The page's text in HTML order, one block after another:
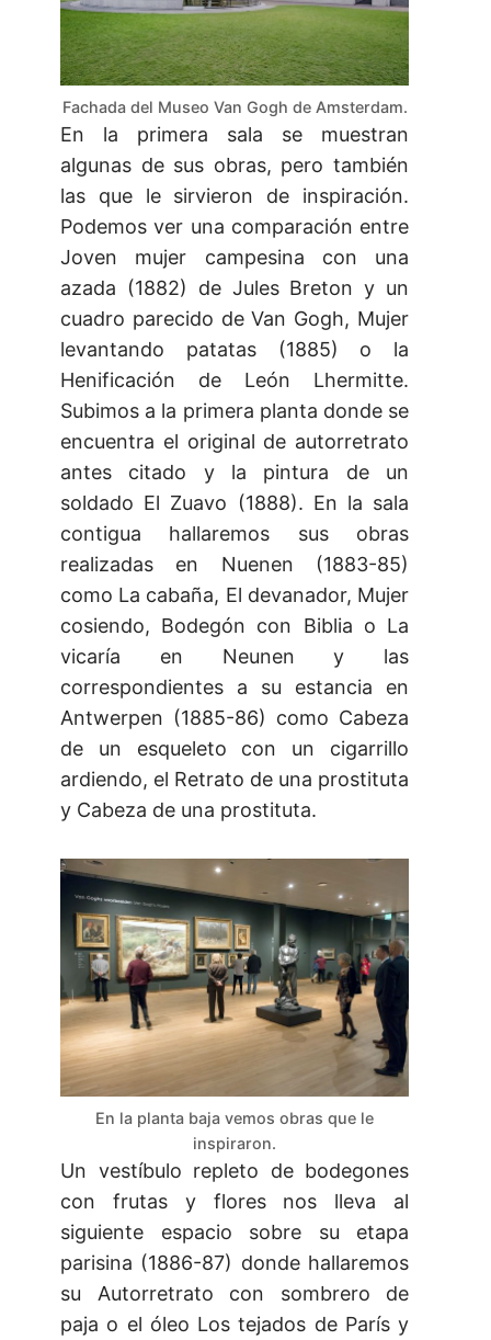
Fachada del Museo Van Gogh de Amsterdam.
En la primera sala se muestran
algunas de sus obras, pero también
las que le sirvieron de inspiración.
Podemos ver una comparación entre
Joven mujer campesina con una
azada (1882) de Jules Breton y un
cuadro parecido de Van Gogh, Mujer
levantando patatas (1885) o la
Henificación de León Lhermitte.
Subimos a la primera planta donde se
encuentra el original de autorretrato
antes citado y la pintura de un
soldado El Zuavo (1888). En la sala
contigua hallaremos sus obras
realizadas en Nuenen (1883-85)
como La cabaña, El devanador, Mujer
cosiendo, Bodegón con Biblia o La
vicaría en Neunen y las
correspondientes a su estancia en
Antwerpen (1885-86) como Cabeza
de un esqueleto con un cigarrillo
ardiendo, el Retrato de una prostituta
y Cabeza de una prostituta.
En la planta baja vemos obras que le
inspiraron.
Un vestíbulo repleto de bodegones
con frutas y flores nos lleva al
siguiente espacio sobre su etapa
parisina (1886-87) donde hallaremos
su Autorretrato con sombrero de
paja o el óleo Los tejados de París y